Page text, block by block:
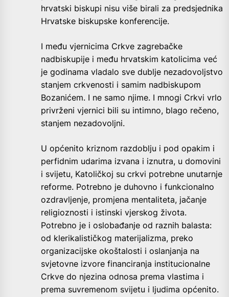
hrvatski biskupi nisu više birali za predsjednika
Hrvatske biskupske konferencije.
I među vjernicima Crkve zagrebačke
nadbiskupije i među hrvatskim katolicima već
je godinama vladalo sve dublje nezadovoljstvo
stanjem crkvenosti i samim nadbiskupom
Bozanićem. I ne samo njime. I mnogi Crkvi vrlo
privrženi vjernici bili su intimno, blago rečeno,
stanjem nezadovoljni.
U općenito kriznom razdoblju i pod opakim i
perfidnim udarima izvana i iznutra, u domovini
i svijetu, Katoličkoj su crkvi potrebne unutarnje
reforme. Potrebno je duhovno i funkcionalno
ozdravljenje, promjena mentaliteta, jačanje
religioznosti i istinski vjerskog života.
Potrebno je i oslobađanje od raznih balasta:
od klerikalističkog materijalizma, preko
organizacijske okoštalosti i oslanjanja na
svjetovne izvore financiranja institucionalne
Crkve do njezina odnosa prema vlastima i
prema suvremenom svijetu i ljudima općenito.